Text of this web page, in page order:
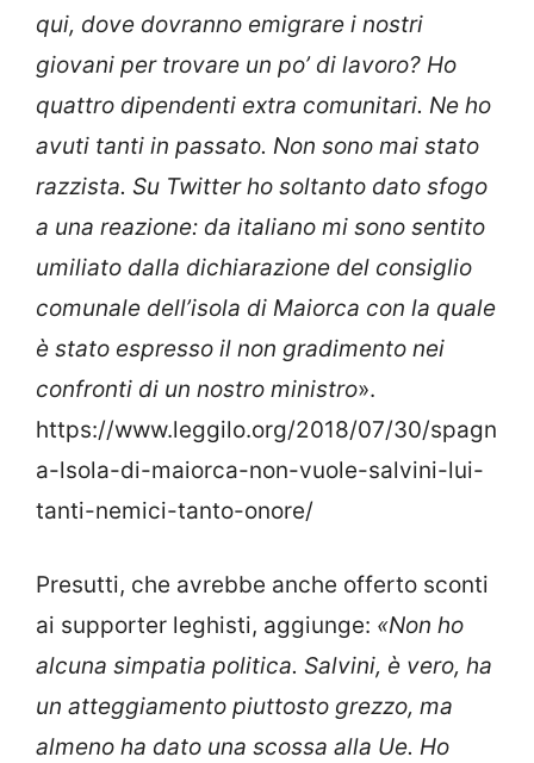
qui, dove dovranno emigrare i nostri
giovani per trovare un po’ di lavoro? Ho
quattro dipendenti extra comunitari. Ne ho
avuti tanti in passato. Non sono mai stato
razzista. Su Twitter ho soltanto dato sfogo
a una reazione: da italiano mi sono sentito
umiliato dalla dichiarazione del consiglio
comunale dell’isola di Maiorca con la quale
è stato espresso il non gradimento nei
confronti di un nostro ministro».
https://www.leggilo.org/2018/07/30/spagn
a-lsola-di-maiorca-non-vuole-salvini-lui-
tanti-nemici-tanto-onore/
Presutti, che avrebbe anche offerto sconti
ai supporter leghisti, aggiunge: «Non ho
alcuna simpatia politica. Salvini, è vero, ha
un atteggiamento piuttosto grezzo, ma
almeno ha dato una scossa alla Ue. Ho